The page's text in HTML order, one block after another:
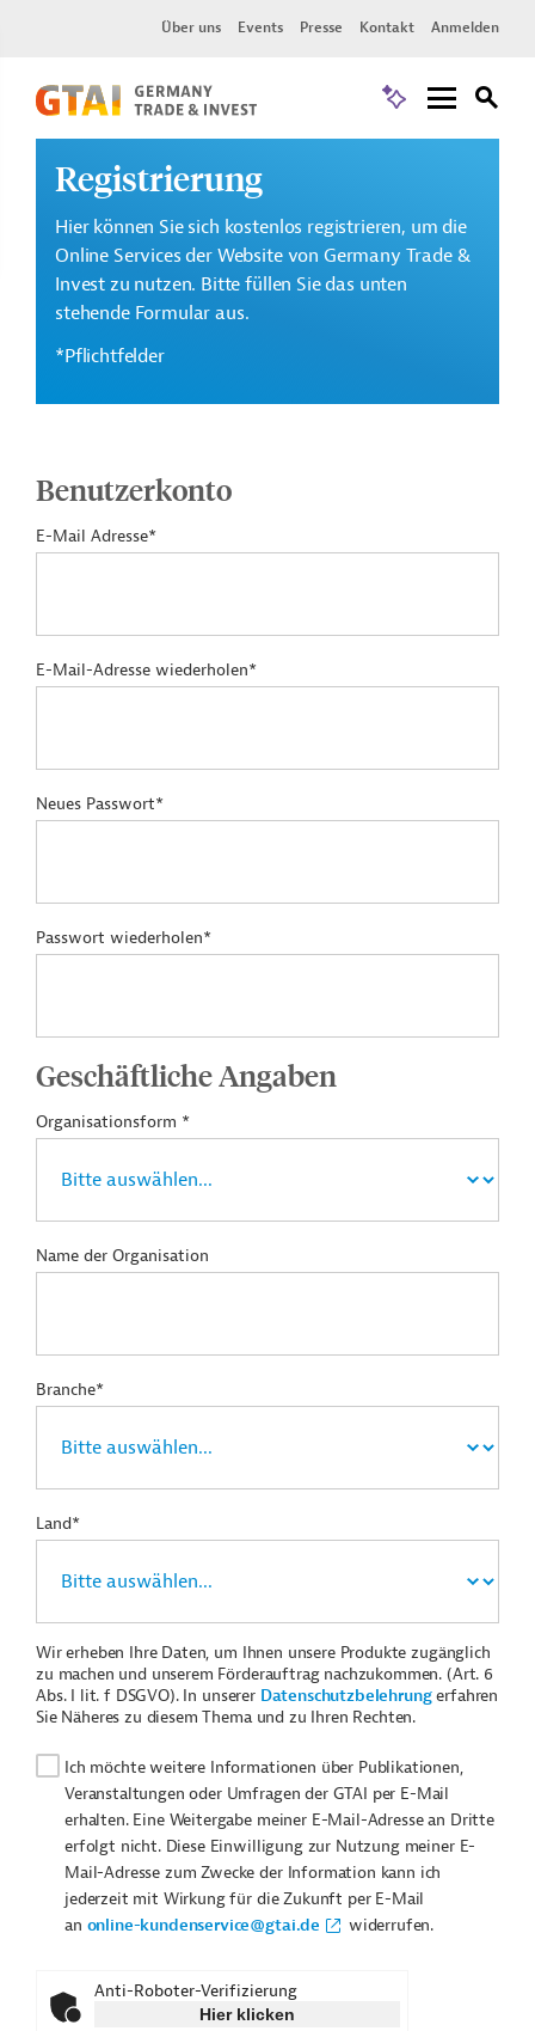
Über uns Events Presse Kontakt Anmelden
Registrierung
Hier können Sie sich kostenlos registrieren, um die
Online Services der Website von Germany Trade &
Invest zu nutzen. Bitte füllen Sie das unten
stehende Formular aus.
*Pflichtfelder
Benutzerkonto
E-Mail Adresse*
E-Mail-Adresse wiederholen*
Neues Passwort*
Passwort wiederholen*
Geschäftliche Angaben
Organisationsform *
Name der Organisation
Branche*
Land*
Wir erheben Ihre Daten, um Ihnen unsere Produkte zugänglich
zu machen und unserem Förderauftrag nachzukommen. (Art. 6
Abs. I lit. f DSGVO). In unserer Datenschutzbelehrungerfahren
Sie Näheres zu diesem Thema und zu Ihren Rechten.
Ich möchte weitere Informationen über Publikationen,
Veranstaltungen oder Umfragen der GTAI per E-Mail
erhalten. Eine Weitergabe meiner E-Mail-Adresse an Dritte
erfolgt nicht. Diese Einwilligung zur Nutzung meiner E-
Mail-Adresse zum Zwecke der Information kann ich
jederzeit mit Wirkung für die Zukunft per E-Mail
an online-kundenservice@gtai.de widerrufen.
Anti-Roboter-Verifizierung
Hier klicken